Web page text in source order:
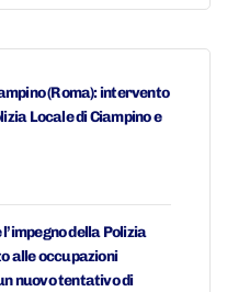
(Roma): intervento
Locale di Ciampino e
della Polizia
alle occupazioni
nuovo tentativo di